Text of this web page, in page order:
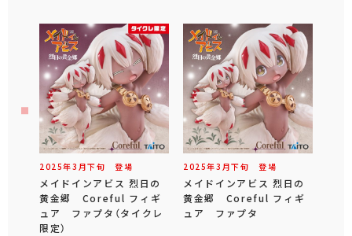
2025年3 月下旬 登場
メイドインアビス 烈日の
黄金郷 Coreful フィギ
ュア ファプタ（タイクレ
限定）
2025年3 月下旬 登場
メイドインアビス 烈日の
黄金郷 Coreful フィギ
ュア ファプタ